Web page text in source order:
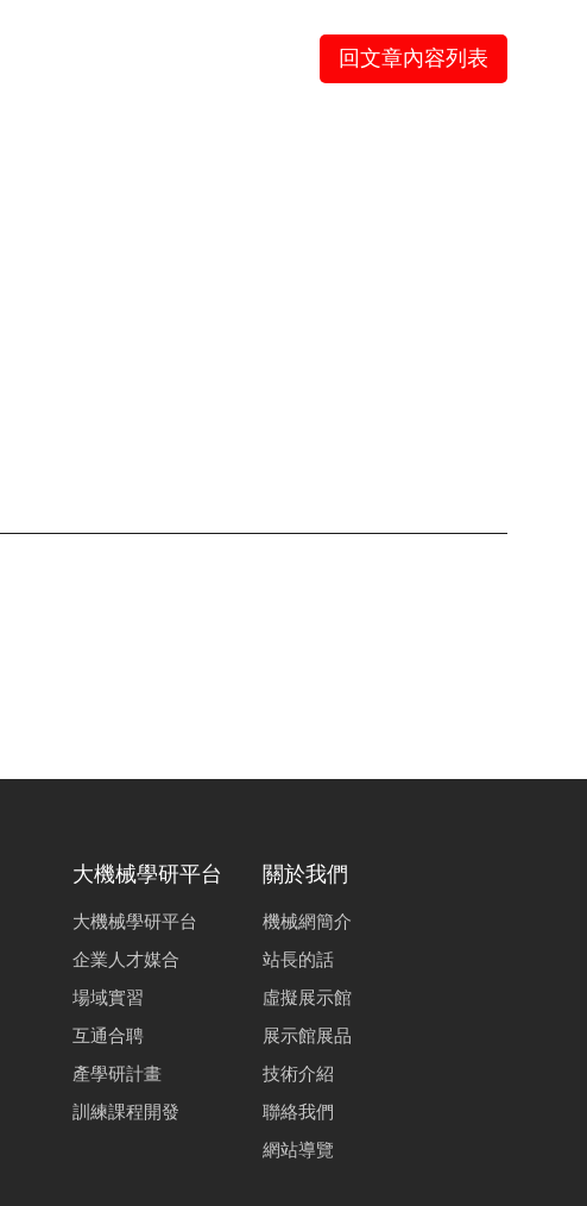
回文章內容列表
大機械學研平台
大機械學研平台
企業人才媒合
場域實習
互通合聘
產學研計畫
訓練課程開發
關於我們
機械網簡介
站長的話
虛擬展示館
展示館展品
技術介紹
聯絡我們
網站導覽